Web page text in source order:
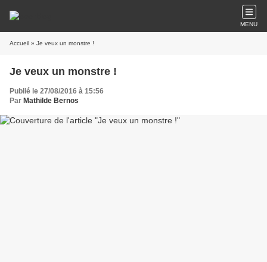
MENU
Accueil » Je veux un monstre !
Je veux un monstre !
Publié le 27/08/2016 à 15:56
Par Mathilde Bernos